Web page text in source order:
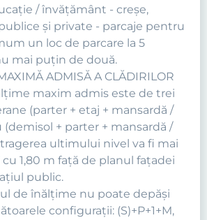
/ învăţământ - creşe,
şi private - parcaje pentru
un loc de parcare la 5
mai puţin de două.
ADMISĂ A CLĂDIRILOR
maxim admis este de trei
(parter + etaj + mansardă /
(demisol + parter + mansardă /
ultimului nivel va fi mai
1,80 m faţă de planul faţadei
public.
de înălţime nu poate depăşi
configuraţii: (S)+P+1+M,